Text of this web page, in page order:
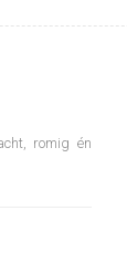
romig én